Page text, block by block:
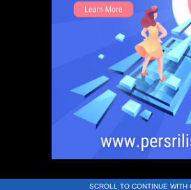
SCROLL TO CONTINUE WITH